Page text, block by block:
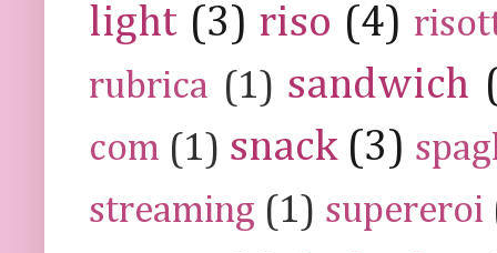
light (3) riso (4)
rubrica (1) sandwich
com (1) snack (3)
streaming (1) supereroi